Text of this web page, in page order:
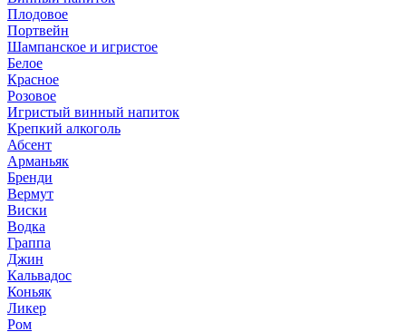
Плодовое
Портвейн
Шампанское и игристое
Белое
Красное
Розовое
Игристый винный напиток
Крепкий алкоголь
Абсент
Арманьяк
Бренди
Вермут
Виски
Водка
Граппа
Джин
Кальвадос
Коньяк
Ликер
Ром